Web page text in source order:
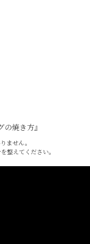
の焼き方』
ません。
整えてください。